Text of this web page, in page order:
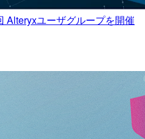
Alteryxユーザグループを開催